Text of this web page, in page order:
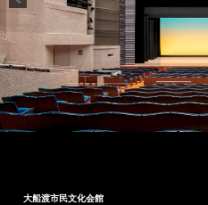
大船渡市民文化会館